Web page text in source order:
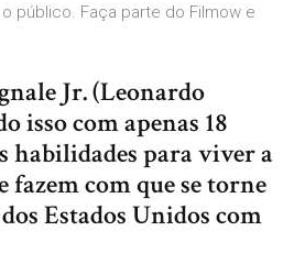
público. Faça parte do Filmow e
Jr. (Leonardo
isso com apenas 18
habilidades para viver a
com que se torne
Estados Unidos com